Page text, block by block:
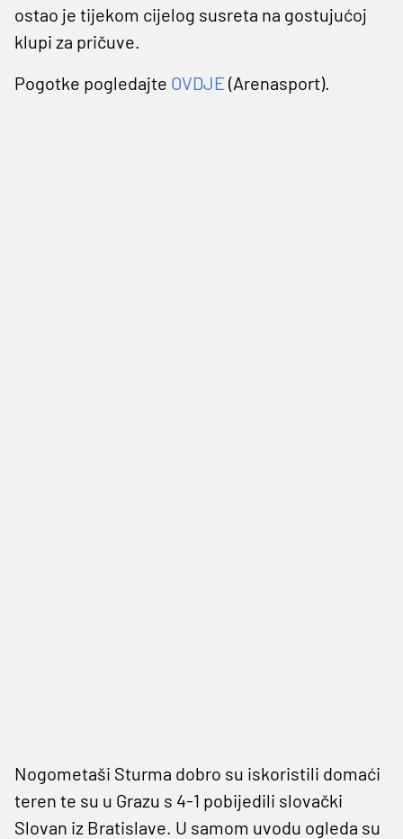
ostao je tijekom cijelog susreta na gostujućoj
klupi za pričuve.
Pogotke pogledajte OVDJE (Arenasport).
Nogometaši Sturma dobro su iskoristili domaći
teren te su u Grazu s 4-1 pobijedili slovački
Slovan iz Bratislave. U samom uvodu ogleda su